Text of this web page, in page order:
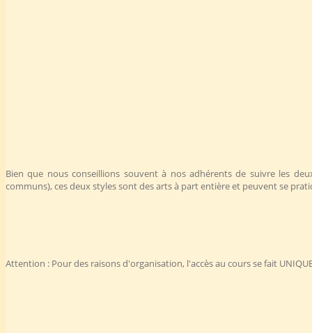
Bien que nous conseillions souvent à nos adhérents de suivre les
communs), ces deux styles sont des arts à part entière et peuvent se
Attention : Pour des raisons d'organisation, l'accès au cours se fait